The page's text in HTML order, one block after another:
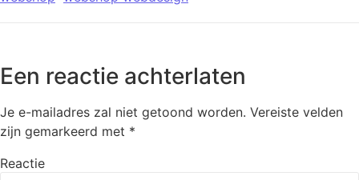
Een reactie achterlaten
Je e-mailadres zal niet getoond worden. Vereiste velden
zijn gemarkeerd met *
Reactie